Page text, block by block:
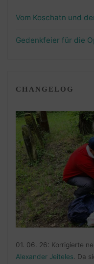
Vom Koschatn und
Gedenkfeier für die
CHANGELOG
01. 06. 26: Korrigierte
Alexander Jeiteles. Da